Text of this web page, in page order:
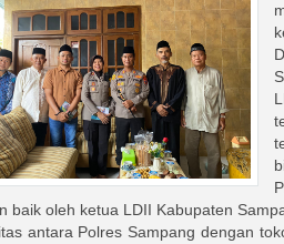
baik oleh ketua LDII Kabupaten
antara Polres Sampang dengan